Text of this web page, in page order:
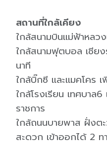
สถานที่ใกล้เคียง
ใกล้สนามบินแม่ฟ้าหลว
ใกล้สนามฟุตบอล เชีย
นาที
ใกล้บิ๊กซี และแมคโคร
ใกล้โรงเรียน เทศบาล
ราชการ
ใกล้ถนนบายพาส ฝั่งต
สะดวก เข้าออกได้ 2 ท